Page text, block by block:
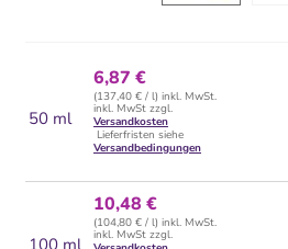
50 ml
6,87 €
(137,40 € / l) inkl. MwSt.
inkl. MwSt zzgl.
Versandkosten
Lieferfristen siehe
Versandbedingungen
100 ml
10,48 €
(104,80 € / l) inkl. MwSt.
inkl. MwSt zzgl.